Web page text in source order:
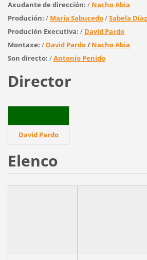
Axudante de dirección: / Nacho Abia
Produción: / María Sabucedo/Sabela Díaz
Produción Executiva: / David Pardo
Montaxe: / David Pardo/ Nacho Abia
Son directo: /Antonio Penido
Director
David Pardo
Elenco